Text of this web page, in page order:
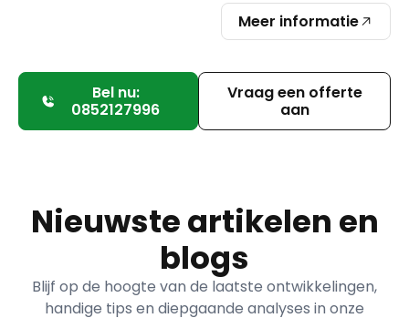
Meer informatie
Bel nu:
0852127996
Vraag een offerte
aan
Nieuwste artikelen en
blogs
Blijf op de hoogte van de laatste ontwikkelingen,
handige tips en diepgaande analyses in onze